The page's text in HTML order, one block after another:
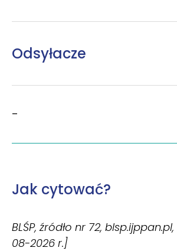
Odsyłacze
–
Jak cytować?
BLŚP, źródło nr 72,
08-2026 r.]